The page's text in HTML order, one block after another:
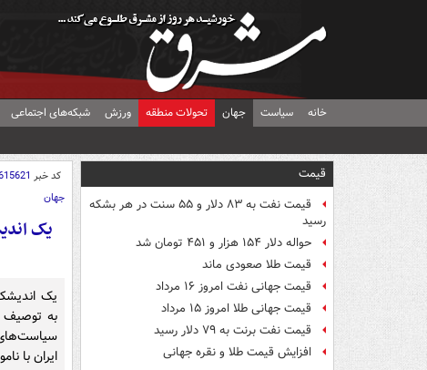
خانه سیاست جهان تحولات منطقه ورزش شبکه‌های اجتماعی
قیمت
قیمت نفت به ۸۳ دلار و ۵۵ سنت در هر بشکه
رسید
حواله دلار ۱۵۴ هزار و ۴۵۱ تومان شد
قیمت طلا صعودی ماند
قیمت جهانی نفت امروز ۱۶ مرداد
قیمت جهانی طلا امروز ۱۵ مرداد
قیمت نفت برنت به ۷۹ دلار رسید
افزایش قیمت طلا و نقره جهانی
کد خبر
جهان
یک
یک
به توصیف
ایران با